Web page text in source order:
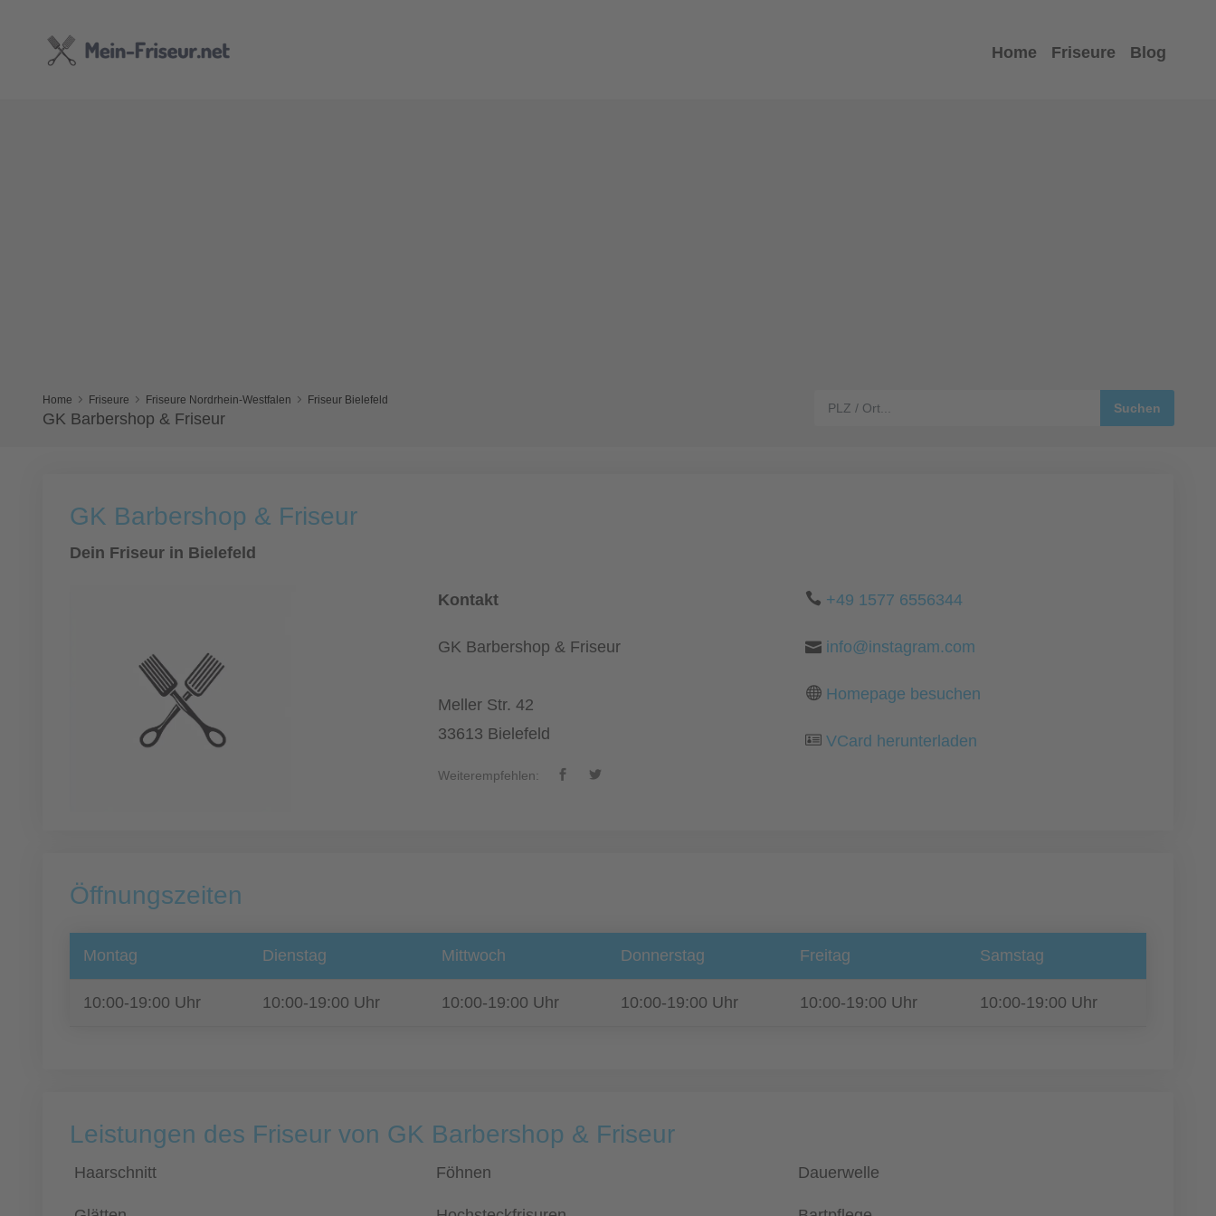
Home Friseure Blog
Home Friseure Friseure Nordrhein-Westfalen Friseur Bielefeld
GK Barbershop & Friseur
GK Barbershop & Friseur
Dein Friseur in Bielefeld
Kontakt
GK Barbershop & Friseur
Meller Str. 42
33613 Bielefeld
Weiterempfehlen:
+49 1577 6556344
info@instagram.com
Homepage besuchen
VCard herunterladen
Öffnungszeiten
Montag Dienstag Mittwoch Donnerstag Freitag Samstag
10:00-19:00 Uhr 10:00-19:00 Uhr 10:00-19:00 Uhr 10:00-19:00 Uhr 10:00-19:00 Uhr 10:00-19:00 Uhr
Leistungen des Friseur von GK Barbershop & Friseur
Haarschnitt Föhnen Dauerwelle